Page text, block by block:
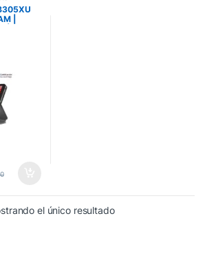
|
| Folio
el único resultado